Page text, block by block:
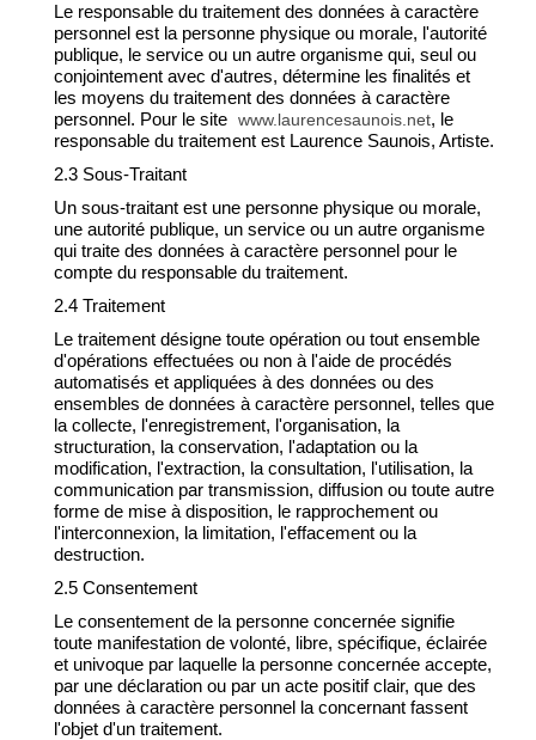
Le responsable du traitement des données à caractère
personnel est la personne physique ou morale, l'autorité
publique, le service ou un autre organisme qui, seul ou
conjointement avec d'autres, détermine les finalités et
les moyens du traitement des données à caractère
personnel. Pour le site www.laurencesaunois.net, le
responsable du traitement est Laurence Saunois, Artiste.
2.3 Sous-Traitant
Un sous-traitant est une personne physique ou morale,
une autorité publique, un service ou un autre organisme
qui traite des données à caractère personnel pour le
compte du responsable du traitement.
2.4 Traitement
Le traitement désigne toute opération ou tout ensemble
d'opérations effectuées ou non à l'aide de procédés
automatisés et appliquées à des données ou des
ensembles de données à caractère personnel, telles que
la collecte, l'enregistrement, l'organisation, la
structuration, la conservation, l'adaptation ou la
modification, l'extraction, la consultation, l'utilisation, la
communication par transmission, diffusion ou toute autre
forme de mise à disposition, le rapprochement ou
l'interconnexion, la limitation, l'effacement ou la
destruction.
2.5 Consentement
Le consentement de la personne concernée signifie
toute manifestation de volonté, libre, spécifique, éclairée
et univoque par laquelle la personne concernée accepte,
par une déclaration ou par un acte positif clair, que des
données à caractère personnel la concernant fassent
l'objet d'un traitement.